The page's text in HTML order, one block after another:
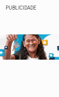
PUBLICIDADE